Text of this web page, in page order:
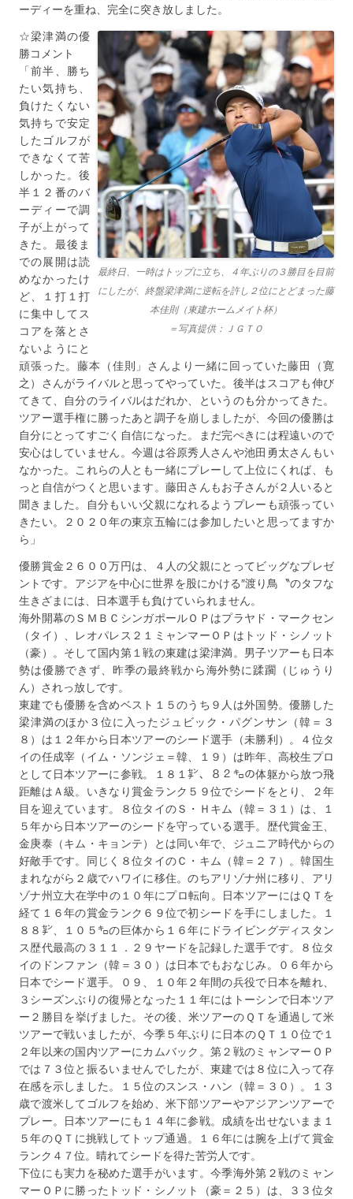
ーディーを重ね、完全に突き放しました。
最終日、一時はトップに立ち、４年ぶりの３勝目を目前
にしたが、終盤梁津満に逆転を許し２位にとどまった藤
本佳則（東建ホームメイト杯）
＝写真提供：ＪＧＴＯ
☆梁津満の優
勝コメント
「前半、勝ち
たい気持ち、
負けたくない
気持ちで安定
したゴルフが
できなくて苦
しかった。後
半１２番のバ
ーディーで調
子が上がって
きた。最後ま
での展開は読
めなかったけ
ど、１打１打
に集中してス
コアを落とさ
ないようにと
頑張った。藤本（佳則」さんより一緒に回っていた藤田（寛
之）さんがライバルと思ってやっていた。後半はスコアも伸び
てきて、自分のライバルはだれか、というのも分かってきた。
ツアー選手権に勝ったあと調子を崩しましたが、今回の優勝は
自分にとってすごく自信になった。まだ完ぺきには程遠いので
安心はしていません。今週は谷原秀人さんや池田勇太さんもい
なかった。これらの人とも一緒にプレーして上位にくれば、も
っと自信がつくと思います。藤田さんもお子さんが２人いると
聞きました。自分もいい父親になれるようプレーも頑張ってい
きたい。２０２０年の東京五輪には参加したいと思ってますか
ら」
優勝賞金２６００万円は、４人の父親にとってビッグなプレゼ
ントです。アジアを中心に世界を股にかける″渡り鳥〝のタフな
生きざまには、日本選手も負けていられません。
海外開幕のＳＭＢＣシンガポールＯＰはプラヤド・マークセン
（タイ）、レオパレス２１ミャンマーＯＰはトッド・シノット
（豪）。そして国内第１戦の東建は梁津満。男子ツアーも日本
勢は優勝できず、昨季の最終戦から海外勢に蹂躙（じゅうり
ん）されっ放しです。
東建でも優勝を含めベスト１５のうち９人は外国勢。優勝した
梁津満のほか３位に入ったジュビック・パグンサン（韓＝３
８）は１２年から日本ツアーのシード選手（未勝利）。４位タ
イの任成宰（イム・ソンジェ＝韓、１９）は昨年、高校生プロ
として日本ツアーに参戦。１８１㌢、８２㌔の体躯から放つ飛
距離はＡ級。いきなり賞金ランク５９位でシードをとり、２年
目を迎えています。８位タイのＳ・Ｈキム（韓＝３１）は、１
５年から日本ツアーのシードを守っている選手。歴代賞金王、
金庚泰（キム・キョンテ）とは同い年で、ジュニア時代からの
好敵手です。同じく８位タイのＣ・キム（韓＝２７）。韓国生
まれながら２歳でハワイに移住。のちアリゾナ州に移り、アリ
ゾナ州立大在学中の１０年にプロ転向。日本ツアーにはＱＴを
経て１６年の賞金ランク６９位で初シードを手にしました。１
８８㌢、１０５㌔の巨体から１６年にドライビングディスタン
ス歴代最高の３１１．２９ヤードを記録した選手です。８位タ
イのドンファン（韓＝３０）は日本でもおなじみ。０６年から
日本でシード選手。０９、１０年２年間の兵役で日本を離れ、
３シーズンぶりの復帰となった１１年にはトーシンで日本ツア
ー２勝目を挙げました。その後、米ツアーのＱＴを通過して米
ツアーで戦いましたが、今季５年ぶりに日本のＱＴ１０位で１
２年以来の国内ツアーにカムバック。第２戦のミャンマーＯＰ
では７３位と振るいませんでしたが、東建では８位に入って存
在感を示しました。１５位のスンス・ハン（韓＝３０）。１３
歳で渡米してゴルフを始め、米下部ツアーやアジアンツアーで
プレー。日本ツアーにも１４年に参戦。成績を出せないまま１
５年のＱＴに挑戦してトップ通過。１６年には腕を上げて賞金
ランク４７位。晴れてシードを得た苦労人です。
下位にも実力を秘めた選手がいます。今季海外第２戦のミャン
マーＯＰに勝ったトッド・シノット（豪＝２５）は、３３位タ